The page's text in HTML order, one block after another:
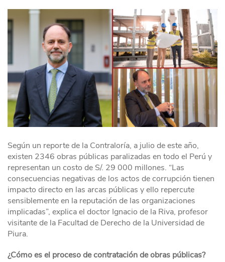
Según un reporte de la Contraloría, a julio de este año,
existen 2346 obras públicas paralizadas en todo el Perú y
representan un costo de S/. 29 000 millones. “Las
consecuencias negativas de los actos de corrupción tienen
impacto directo en las arcas públicas y ello repercute
sensiblemente en la reputación de las organizaciones
implicadas”, explica el doctor Ignacio de la Riva, profesor
visitante de la Facultad de Derecho de la Universidad de
Piura.
¿Cómo es el proceso de contratación de obras públicas?